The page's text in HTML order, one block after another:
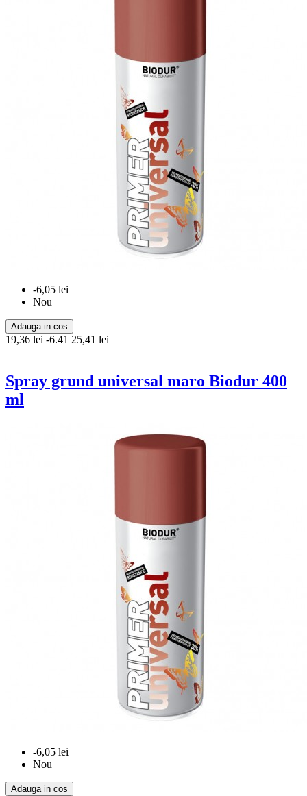
-6,05 lei
Nou
Adauga in cos
19,36 lei -6.41 25,41 lei
Spray grund universal maro Biodur 400
ml
-6,05 lei
Nou
Adauga in cos